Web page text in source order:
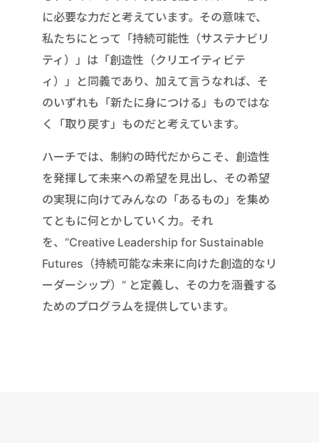
に必要な力だと考えています。その意味で、
私たちにとって「持続可能性（サステナビリ
ティ）」は「創造性（クリエイティビテ
ィ）」と同義であり、加えて言うなれば、そ
のいずれも「新たに身につける」ものではな
く「取り戻す」ものだと考えています。
ハーチでは、制約の時代だからこそ、創造性
を発揮して未来への希望を見出し、その希望
の実現に向けてみんなの「あるもの」を集め
てともに何とかしていく力。それ
を、”Creative Leadership for Sustainable
Futures（持続可能な未来に向けた創造的なリ
ーダーシップ）” と定義し、その力を涵養する
ためのプログラムを提供しています。